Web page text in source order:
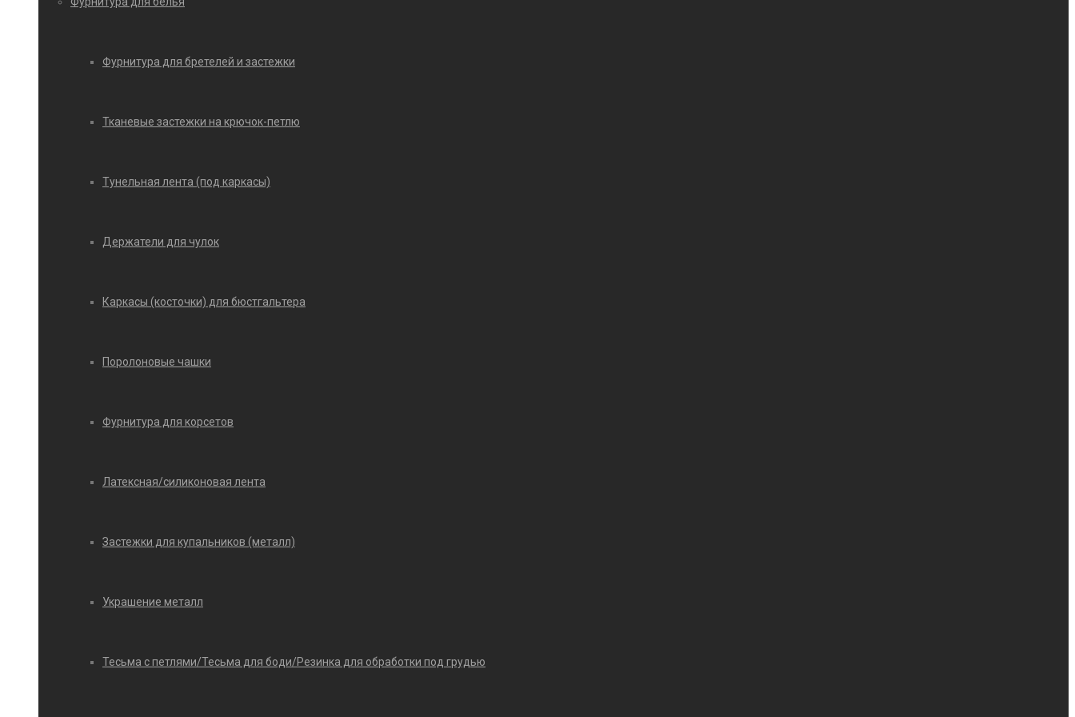
Фурнитура для бретелей и застежки
Тканевые застежки на крючок-петлю
Тунельная лента (под каркасы)
Держатели для чулок
Каркасы (косточки) для бюстгальтера
Поролоновые чашки
Фурнитура для корсетов
Латексная/силиконовая лента
Застежки для купальников (металл)
Украшение металл
Тесьма с петлями/Тесьма для боди/Резинка для обработки под грудью